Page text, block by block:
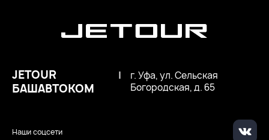
Наши соцсети
JETOUR
БАШАВТОКОМ
|
г. Уфа, ул. Сельская
Богородская, д. 65